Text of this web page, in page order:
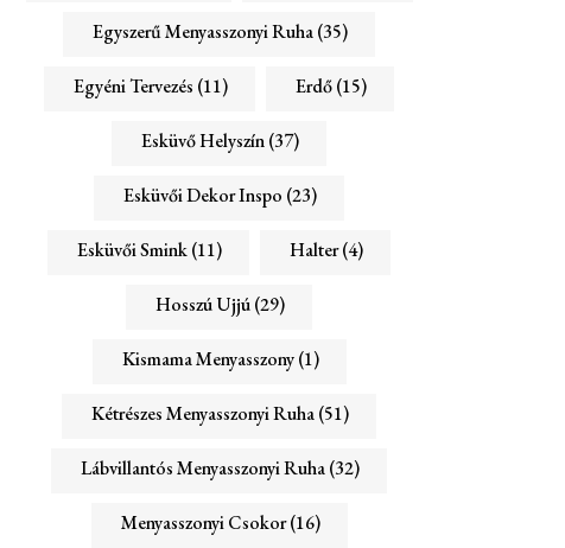
Egyszerű Menyasszonyi Ruha(35)
Egyéni Tervezés (11) Erdő(15)
Esküvő Helyszín(37)
Esküvői Dekor Inspo (23)
Esküvői Smink(11) Halter(4)
Hosszú Ujjú(29)
Kismama Menyasszony(1)
Kétrészes Menyasszonyi Ruha(51)
Lábvillantós Menyasszonyi Ruha(32)
Menyasszonyi Csokor(16)